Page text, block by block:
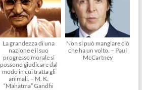
La grandezza di una
nazione e il suo
progresso morale si
possono giudicare dal
modo in cui tratta gli
animali. – M. K.
“Mahatma” Gandhi
Non si può mangiare ciò
che ha un volto. – Paul
McCartney